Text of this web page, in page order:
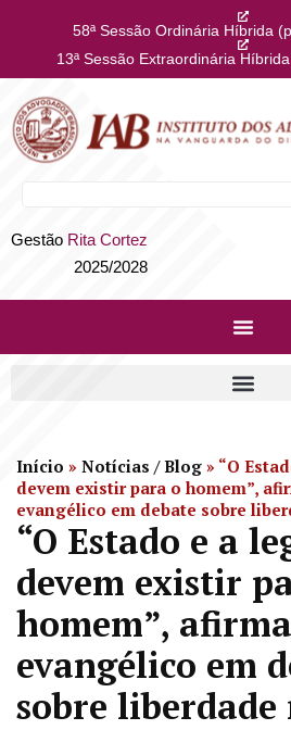
58ª Sessão Ordinária Híbrida
13ª Sessão Extraordinária
Gestão Rita Cortez
2025/2028
Início » Notícias / Blog » “O
devem existir para o homem”,
evangélico em debate sobre
“O Estado e a
devem existir
homem”,
evangélico em
sobre